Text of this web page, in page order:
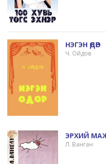
НЭГЭН ӨДӨР
Ч. Ойдов
ЭРХИЙ
Л. Ванган